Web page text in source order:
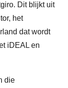
Dit blijkt uit
het
dat wordt
iDEAL en
die